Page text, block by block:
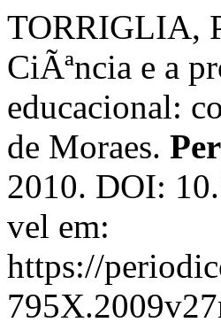
TORRIGLIA,
CiÃªncia e a
educacional:
de Moraes.
2010. DOI:
vel em:
https://